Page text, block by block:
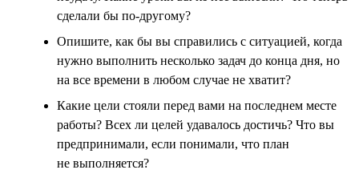
сделали бы по-другому?
Опишите, как бы вы справились с ситуацией, когда
нужно выполнить несколько задач до конца дня, но
на все времени в любом случае не хватит?
Какие цели стояли перед вами на последнем месте
работы? Всех ли целей удавалось достичь? Что вы
предпринимали, если понимали, что план
не выполняется?